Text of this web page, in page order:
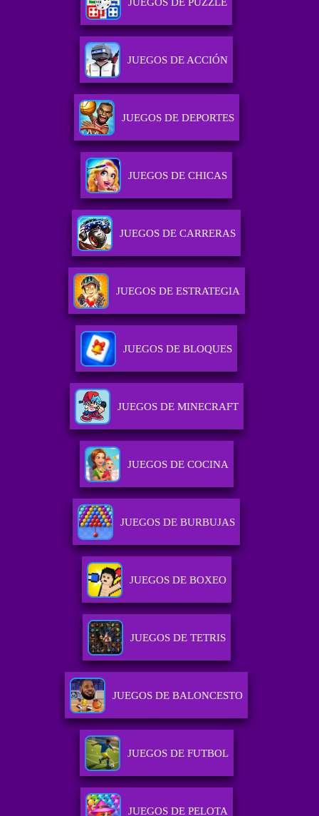
JUEGOS DE PUZZLE
JUEGOS DE ACCIÓN
JUEGOS DE DEPORTES
JUEGOS DE CHICAS
JUEGOS DE CARRERAS
JUEGOS DE ESTRATEGIA
JUEGOS DE BLOQUES
JUEGOS DE MINECRAFT
JUEGOS DE COCINA
JUEGOS DE BURBUJAS
JUEGOS DE BOXEO
JUEGOS DE TETRIS
JUEGOS DE BALONCESTO
JUEGOS DE FUTBOL
JUEGOS DE PELOTA